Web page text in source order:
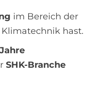
im Bereich der
hast.
SHK-Branche